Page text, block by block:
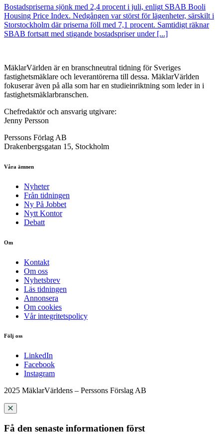
Bostadspriserna sjönk med 2,4 procent i juli, enligt SBAB Booli
Housing Price Index. Nedgången var störst för lägenheter, särskilt i
Storstockholm där priserna föll med 7,1 procent. Samtidigt räknar
SBAB fortsatt med stigande bostadspriser under [...]
MäklarVärlden är en branschneutral tidning för Sveriges
fastighetsmäklare och leverantörerna till dessa. MäklarVärlden
fokuserar även på alla som har en studieinriktning som leder in i
fastighetsmäklarbranschen.
Chefredaktör och ansvarig utgivare:
Jenny Persson
Perssons Förlag AB
Drakenbergsgatan 15, Stockholm
Våra ämnen
Nyheter
Från tidningen
Ny På Jobbet
Nytt Kontor
Debatt
Om
Kontakt
Om oss
Nyhetsbrev
Läs tidningen
Annonsera
Om cookies
Vår integritetspolicy
Följ oss
LinkedIn
Facebook
Instagram
2025 MäklarVärldens – Perssons Förslag AB
Få den senaste informationen först